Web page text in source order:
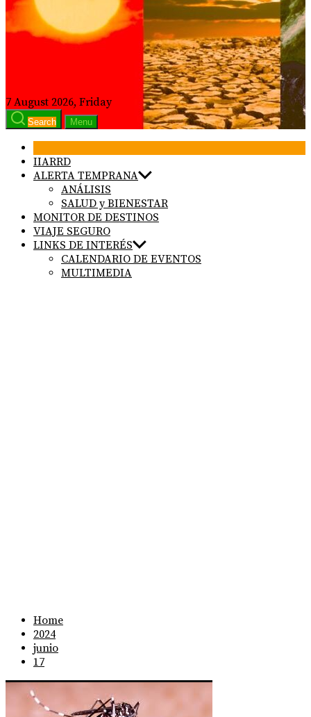
7 August 2026, Friday
Search Menu
IIARRD
ALERTA TEMPRANA
ANÁLISIS
SALUD y BIENESTAR
MONITOR DE DESTINOS
VIAJE SEGURO
LINKS DE INTERÉS
CALENDARIO DE EVENTOS
MULTIMEDIA
Home
2024
junio
17